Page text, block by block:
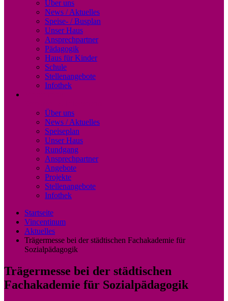
Über uns
News / Aktuelles
Speise- / Busplan
Unser Haus
Ansprechpartner
Pädagogik
Haus für Kinder
Schule
Stellenangebote
Infothek
Über uns
News / Aktuelles
Speiseplan
Unser Haus
Rundgang
Ansprechpartner
Angebote
Projekte
Stellenangebote
Infothek
Startseite
Vincentinum
Aktuelles
Trägermesse bei der städtischen Fachakademie für
Sozialpädagogik
Trägermesse bei der städtischen
Fachakademie für Sozialpädagogik